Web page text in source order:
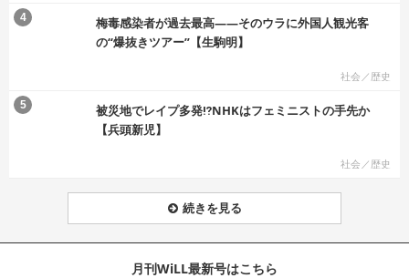
梅毒感染者が過去最高――そのウラに外国人観光客
の“爆抜きツアー”【生駒明】
社会／歴史
4
被災地でレイプ多発⁉NHKはフェミニストの手先か
【兵頭新児】
社会／歴史
5
続きを見る
月刊WiLL最新号はこちら